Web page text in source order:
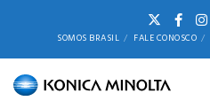
SOMOS BRASIL FALE CONOSCO